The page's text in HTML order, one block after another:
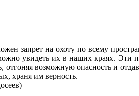
запрет на охоту по всему
увидеть их в наших краях. Эти
отгоняя возможную опасность и
храня им верность.